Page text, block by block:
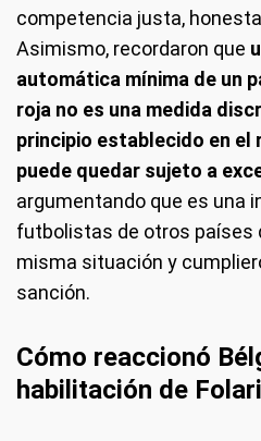
competencia justa,
Asimismo, recordaron que
automática mínima de un
roja no es una medida
principio establecido en el
puede quedar sujeto a
argumentando que es una
futbolistas de otros países
misma situación y
sanción.
Cómo reaccionó
habilitación de